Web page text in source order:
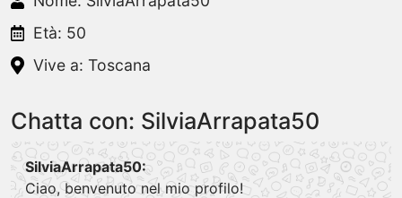
Età: 50
Vive a: Toscana
Chatta con: SilviaArrapata50
SilviaArrapata50:
Ciao, benvenuto nel mio profilo!